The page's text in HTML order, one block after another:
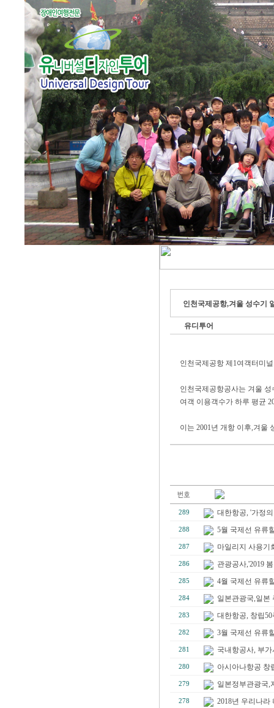
인천국제공항,겨울 성수기
유디투어
인천국제공항 제1여객터미
인천국제공항공사는 겨울 성
여객 이용객수가 하루 평균
이는 2001년 개항 이후,겨울
289 대한항공, '가정
288 5월 국제선 유류
287 마일리지 사용기
286 관광공사,'2019
285 4월 국제선 유류
284 일본관광국,일본
283 대한항공, 창립
282 3월 국제선 유류
281 국내항공사, 부
280 아시아나항공 창
279 일본정부관광국,
278 2018년 우리나라